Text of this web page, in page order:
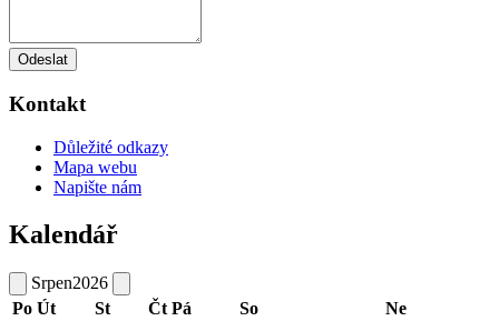
Odeslat
Kontakt
Důležité odkazy
Mapa webu
Napište nám
Kalendář
Srpen2026
Po Út St Čt Pá So
Ne